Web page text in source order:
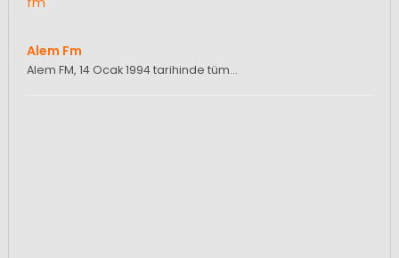
Alem Fm
Alem FM, 14 Ocak 1994 tarihinde tüm…